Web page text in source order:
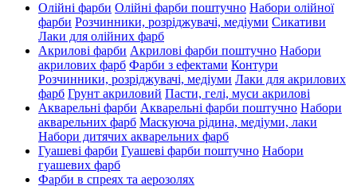
Олійні фарби Олійні фарби поштучно Набори олійної
фарби Розчинники, розріджувачі, медіуми Сикативи
Лаки для олійних фарб
Акрилові фарби Акрилові фарби поштучно Набори
акрилових фарб Фарби з ефектами Контури
Розчинники, розріджувачі, медіуми Лаки для акрилових
фарб Грунт акриловий Пасти, гелі, муси акрилові
Акварельні фарби Акварельні фарби поштучно Набори
акварельних фарб Маскуюча рідина, медіуми, лаки
Набори дитячих акварельних фарб
Гуашеві фарби Гуашеві фарби поштучно Набори
гуашевих фарб
Фарби в спреях та аерозолях